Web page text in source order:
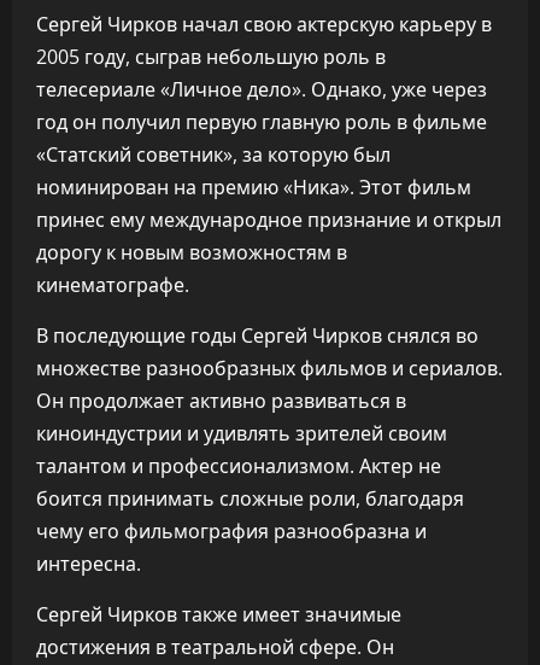
Сергей Чирков начал свою актерскую карьеру в
2005 году, сыграв небольшую роль в
телесериале «Личное дело». Однако, уже через
год он получил первую главную роль в фильме
«Статский советник», за которую был
номинирован на премию «Ника». Этот фильм
принес ему международное признание и открыл
дорогу к новым возможностям в
кинематографе.
В последующие годы Сергей Чирков снялся во
множестве разнообразных фильмов и сериалов.
Он продолжает активно развиваться в
киноиндустрии и удивлять зрителей своим
талантом и профессионализмом. Актер не
боится принимать сложные роли, благодаря
чему его фильмография разнообразна и
интересна.
Сергей Чирков также имеет значимые
достижения в театральной сфере. Он